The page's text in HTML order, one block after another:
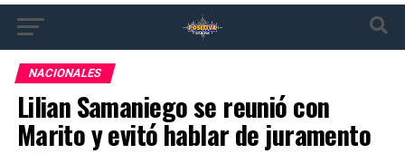
NACIONALES
Lilian Samaniego se reunió con
Marito y evitó hablar de juramento